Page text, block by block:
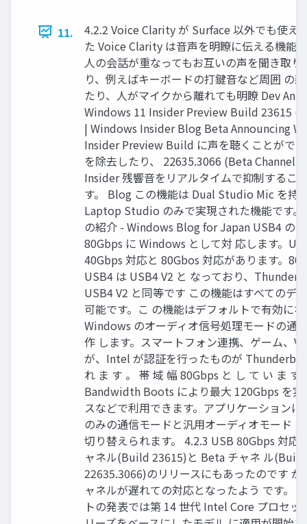
11.
4.2.2 Voice Clarity が Surface 以外でも使え
た Voice Clarity は音声を明瞭に伝える機能
人の会話が重なってもお互いの声を聞き取り
り、例えばキーボードの打鍵音など周囲 の
たり、人がマイクから離れても明瞭 Dev
Windows 11 Insider Preview Build 23615
| Windows Insider Blog Beta Announcing
Insider Preview Build に声を聴くことがで
を除去したり、 22635.3066 (Beta Channel)
Insider 残響音をリアルタイムで抑制するこ
す。 Blog この機能は Dual Studio Mic を持
Laptop Studio のみで実現された機能です
の紹介 - Windows Blog for Japan USB4 の
80Gbps に Windows として対 応します。
40Gbps 対応と 80Gbos 対応があります。
USB4 は USB4 V2 と なっており、
USB4 V2 と同等です この機能はすべてのデ
可能です。こ の機能はデフォルトで有効に
Windows のオーディオ信号処理モードの通
作 します。スマートフォン連携、ゲーム、
が、Intel が認証を行ったものが
れ ま す 。 帯 域 幅 80Gbps と し て い ま す
Bandwidth Boots により最大 120Gbps を実
スなどで利用できます。アプリケーションに
のみの通信モードと汎用オーディオモード
切り替えられます。 4.2.3 USB 80Gbps 対応
ャネル(Build 23615)と Beta チャネ ル(Build
22635.3066)のリリースにもあったのです が
ャネルが遅れての対応となったよう です。
トの発表では第 14 世代 Intel Core プロセッ